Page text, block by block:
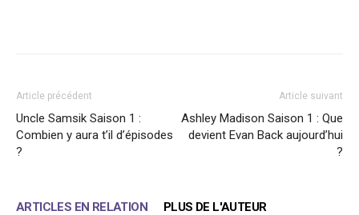
Article précédent
Uncle Samsik Saison 1 :
Combien y aura t’il d’épisodes
?
Article suivant
Ashley Madison Saison 1 : Que
devient Evan Back aujourd’hui
?
ARTICLES EN RELATION PLUS DE L'AUTEUR